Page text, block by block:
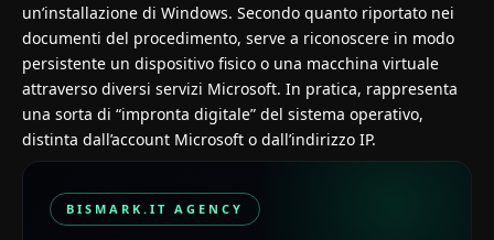
un’installazione di Windows. Secondo quanto riportato nei
documenti del procedimento, serve a riconoscere in modo
persistente un dispositivo fisico o una macchina virtuale
attraverso diversi servizi Microsoft. In pratica, rappresenta
una sorta di “impronta digitale” del sistema operativo,
distinta dall’account Microsoft o dall’indirizzo IP.
BISMARK.IT AGENCY